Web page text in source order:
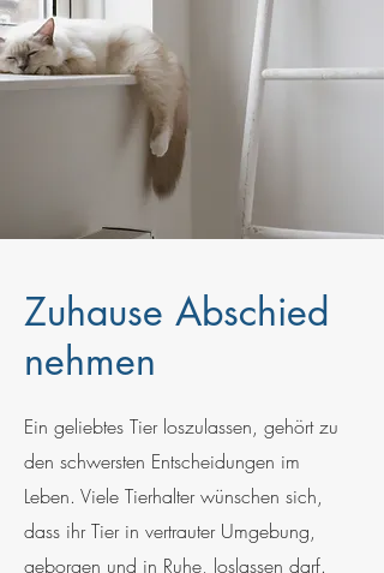
Zuhause Abschied
nehmen
Ein geliebtes Tier loszulassen, gehört zu
den schwersten Entscheidungen im
Leben. Viele Tierhalter wünschen sich,
dass ihr Tier in vertrauter Umgebung,
geborgen und in Ruhe, loslassen darf.